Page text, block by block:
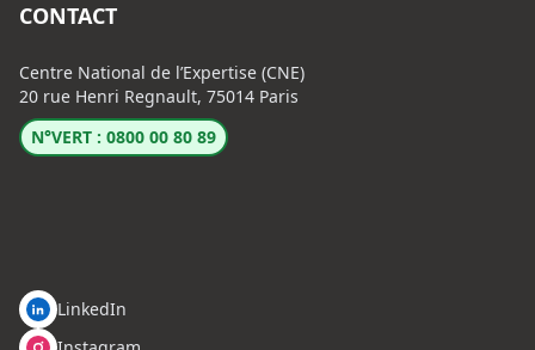
CONTACT
Centre National de l’Expertise (CNE)
20 rue Henri Regnault, 75014 Paris
N°VERT : 0800 00 80 89
LinkedIn